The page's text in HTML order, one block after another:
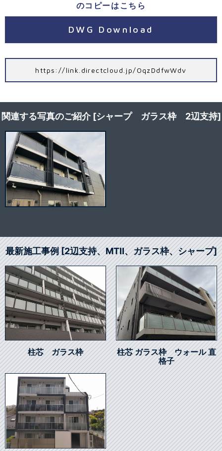
のコピーはこちら
DWG Download
https://link.directcloud.jp/OqzDdfwWdv
関連する写真のご紹介 [シャープ ガラス枠 2辺支持]
最新施工事例 [2辺支持、MTⅡ、ガラス枠、シャープ]
柱芯 ガラス枠
柱芯 ガラス枠 ウォール 直
格子